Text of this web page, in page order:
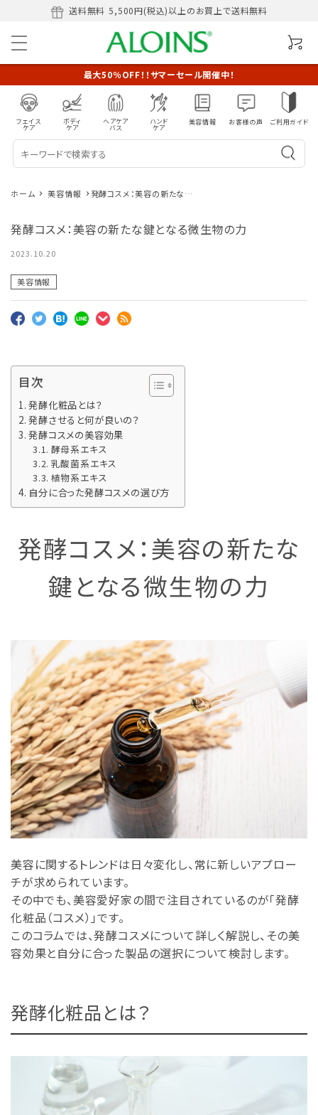
送料無料 5,500円(税込)以上のお買上で送料無料
最大50％OFF！！サマーセール開催中！
フェイス
ケア
ボディ
ケア
ヘアケア
バス
ハンド
ケア
美容情報 お客様の声 ご利用ガイド
ホーム 美容情報
発酵コスメ：美容の新たな鍵
発酵コスメ：美容の新たな鍵となる微生物の力
2023.10.20
美容情報
目次
発酵化粧品とは？
発酵させると何が良いの？
発酵コスメの美容効果
酵母系エキス
乳酸菌系エキス
植物系エキス
自分に合った発酵コスメの選び方
発酵コスメ：美容の新たな
鍵となる微生物の力
美容に関するトレンドは日々変化し、常に新しいアプロー
チが求められています。
その中でも、美容愛好家の間で注目されているのが「発酵
化粧品（コスメ）」です。
このコラムでは、発酵コスメについて詳しく解説し、その美
容効果と自分に合った製品の選択について検討します。
発酵化粧品とは？